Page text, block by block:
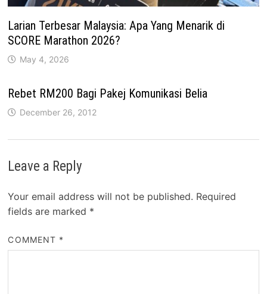
Larian Terbesar Malaysia: Apa Yang Menarik di
SCORE Marathon 2026?
May 4, 2026
Rebet RM200 Bagi Pakej Komunikasi Belia
December 26, 2012
Leave a Reply
Your email address will not be published. Required
fields are marked *
COMMENT *